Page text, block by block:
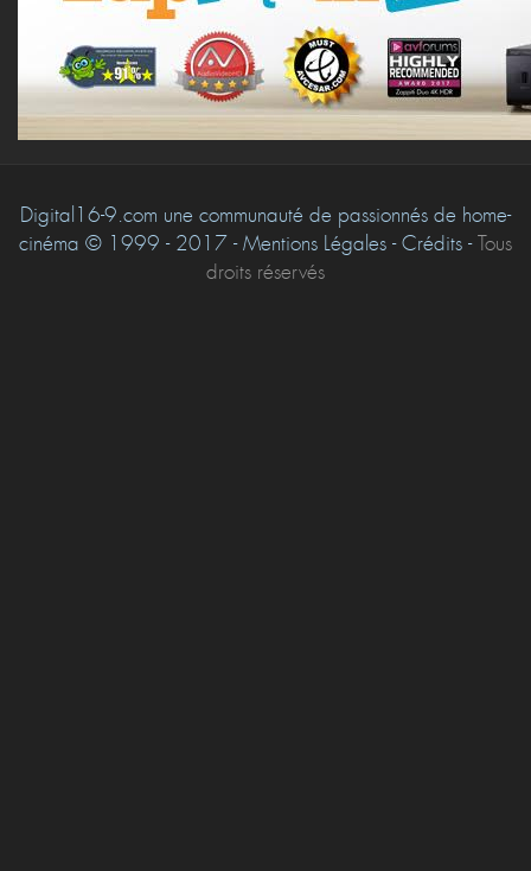
Digital16-9.com une communauté de passionnés de home-
cinéma © 1999 - 2017 - Mentions Légales - Crédits -Tous
droits réservés